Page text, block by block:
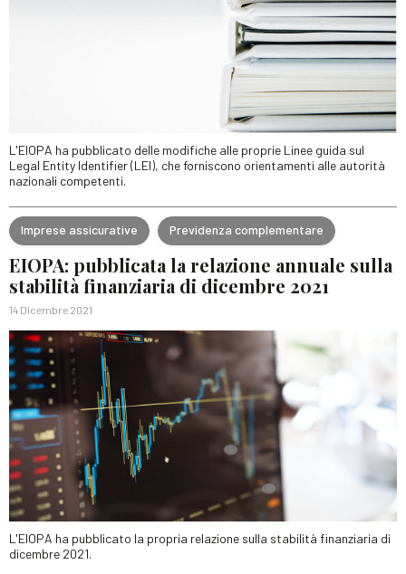
L'EIOPA ha pubblicato delle modifiche alle proprie Linee guida sul
Legal Entity Identifier (LEI), che forniscono orientamenti alle autorità
nazionali competenti.
Imprese assicurative Previdenza complementare
EIOPA: pubblicata la relazione annuale sulla
stabilità finanziaria di dicembre 2021
14 Dicembre 2021
L'EIOPA ha pubblicato la propria relazione sulla stabilità finanziaria di
dicembre 2021.